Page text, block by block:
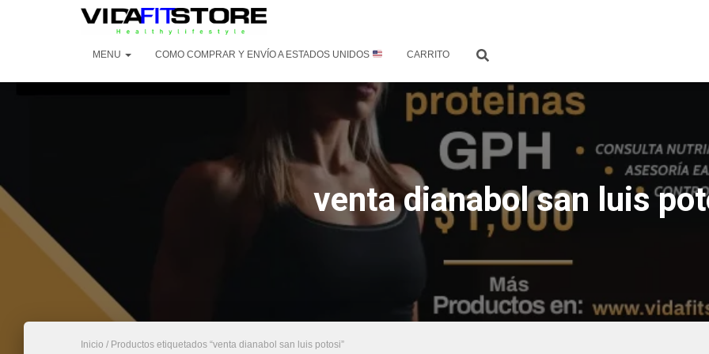
MENU COMO COMPRAR Y ENVÍO A ESTADOS UNIDOS CARRITO
venta dianabol san luis
Inicio / Productos etiquetados “venta dianabol san luis potosi”